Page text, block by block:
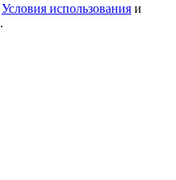
Условия использования и
.